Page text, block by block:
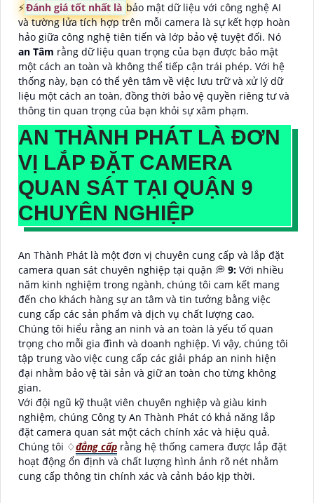
️⚡Đánh giá tốt nhất là bảo mật dữ liệu với công nghệ AI
và tường lửa tích hợp trên mỗi camera là sự kết hợp hoàn
hảo giữa công nghệ tiên tiến và lớp bảo vệ tuyệt đối. Nó
an Tâm rằng dữ liệu quan trọng của bạn được bảo mật
một cách an toàn và không thể tiếp cận trái phép. Với hệ
thống này, bạn có thể yên tâm về việc lưu trữ và xử lý dữ
liệu một cách an toàn, đồng thời bảo vệ quyền riêng tư và
thông tin quan trọng của bạn khỏi sự xâm phạm.
AN THÀNH PHÁT LÀ ĐƠN
VỊ LẮP ĐẶT CAMERA
QUAN SÁT TẠI QUẬN 9
CHUYÊN NGHIỆP
An Thành Phát là một đơn vị chuyên cung cấp và lắp đặt
camera quan sát chuyên nghiệp tại quận 💭 9: Với nhiều
năm kinh nghiệm trong ngành, chúng tôi cam kết mang
đến cho khách hàng sự an tâm và tin tưởng bằng việc
cung cấp các sản phẩm và dịch vụ chất lượng cao.
Chúng tôi hiểu rằng an ninh và an toàn là yếu tố quan
trọng cho mỗi gia đình và doanh nghiệp. Vì vậy, chúng tôi
tập trung vào việc cung cấp các giải pháp an ninh hiện
đại nhằm bảo vệ tài sản và giữ an toàn cho từng không
gian.
Với đội ngũ kỹ thuật viên chuyên nghiệp và giàu kinh
nghiệm, chúng Công ty An Thành Phát có khả năng lắp
đặt camera quan sát một cách chính xác và hiệu quả.
Chúng tôi ♢đẳng cấp rằng hệ thống camera được lắp đặt
hoạt động ổn định và chất lượng hình ảnh rõ nét nhằm
cung cấp thông tin chính xác và cảnh báo kịp thời.